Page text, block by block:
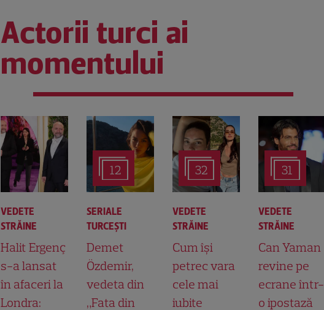
Actorii turci ai
momentului
VEDETE
STRĂINE
Halit Ergenç
s-a lansat
în afaceri la
Londra:
12
SERIALE
TURCEŞTI
Demet
Özdemir,
vedeta din
„Fata din
32
VEDETE
STRĂINE
Cum își
petrec vara
cele mai
iubite
31
VEDETE
STRĂINE
Can Yaman
revine pe
ecrane într-
o ipostază